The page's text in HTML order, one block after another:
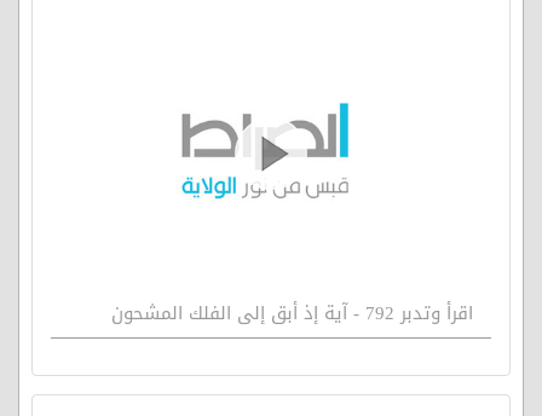
اقرأ وتدبر 792 - آية إذ أبق إلى الفلك المشحون